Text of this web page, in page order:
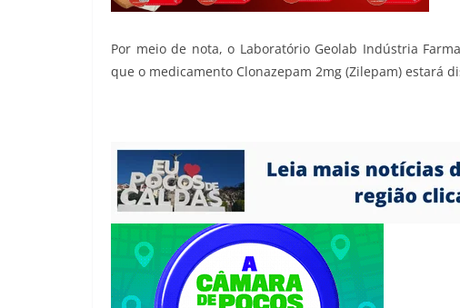
Por meio de nota, o Laboratório Geolab Indústria
que o medicamento Clonazepam 2mg (Zilepam) estará